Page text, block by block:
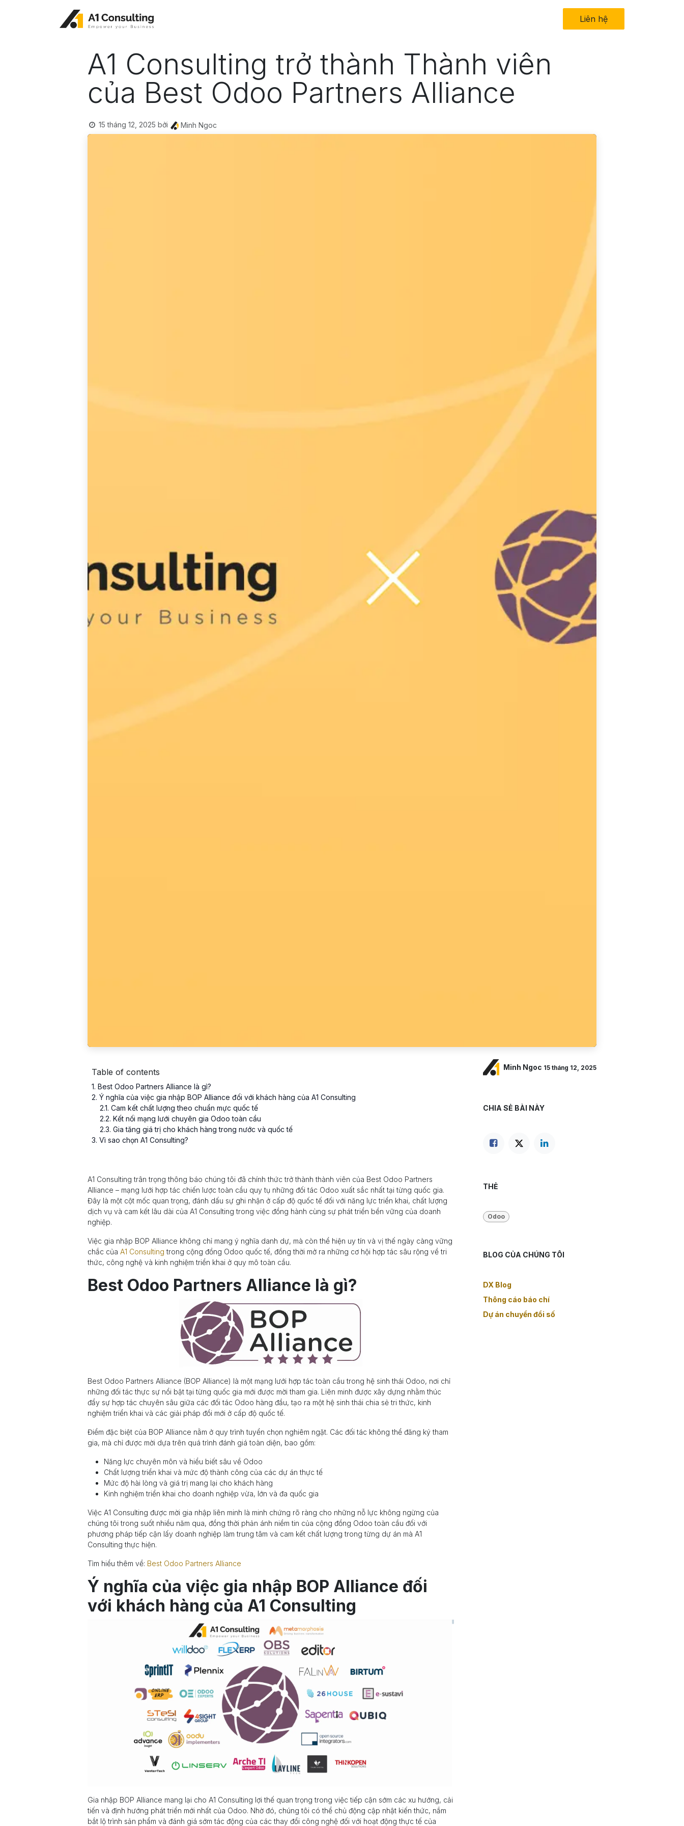
Liên hệ​
A1 Consulting trở thành Thành viên
của Best Odoo Partners Alliance
15 tháng 12, 2025 bởi Minh Ngoc
Table of contents
1. Best Odoo Partners Alliance là gì?
2. Ý nghĩa của việc gia nhập BOP Alliance đối với khách hàng của A1 Consulting
2.1. Cam kết chất lượng theo chuẩn mực quốc tế
2.2. Kết nối mạng lưới chuyên gia Odoo toàn cầu
2.3. Gia tăng giá trị cho khách hàng trong nước và quốc tế
3. Vì sao chọn A1 Consulting?
A1 Consulting trân trọng thông báo chúng tôi đã chính thức trở thành thành viên của Best Odoo Partners
Alliance – mạng lưới hợp tác chiến lược toàn cầu quy tụ những đối tác Odoo xuất sắc nhất tại từng quốc gia.
Đây là một cột mốc quan trọng, đánh dấu sự ghi nhận ở cấp độ quốc tế đối với năng lực triển khai, chất lượng
dịch vụ và cam kết lâu dài của A1 Consulting trong việc đồng hành cùng sự phát triển bền vững của doanh
nghiệp.
Việc gia nhập BOP Alliance không chỉ mang ý nghĩa danh dự, mà còn thể hiện uy tín và vị thế ngày càng vững
chắc của A1 Consulting trong cộng đồng Odoo quốc tế, đồng thời mở ra những cơ hội hợp tác sâu rộng về tri
thức, công nghệ và kinh nghiệm triển khai ở quy mô toàn cầu.
Best Odoo Partners Alliance là gì?
Best Odoo Partners Alliance (BOP Alliance) là một mạng lưới hợp tác toàn cầu trong hệ sinh thái Odoo, nơi chỉ
những đối tác thực sự nổi bật tại từng quốc gia mới được mời tham gia. Liên minh được xây dựng nhằm thúc
đẩy sự hợp tác chuyên sâu giữa các đối tác Odoo hàng đầu, tạo ra một hệ sinh thái chia sẻ tri thức, kinh
nghiệm triển khai và các giải pháp đổi mới ở cấp độ quốc tế.
Điểm đặc biệt của BOP Alliance nằm ở quy trình tuyển chọn nghiêm ngặt. Các đối tác không thể đăng ký tham
gia, mà chỉ được mời dựa trên quá trình đánh giá toàn diện, bao gồm:
Năng lực chuyên môn và hiểu biết sâu về Odoo
Chất lượng triển khai và mức độ thành công của các dự án thực tế
Mức độ hài lòng và giá trị mang lại cho khách hàng
Kinh nghiệm triển khai cho doanh nghiệp vừa, lớn và đa quốc gia
Việc A1 Consulting được mời gia nhập liên minh là minh chứng rõ ràng cho những nỗ lực không ngừng của
chúng tôi trong suốt nhiều năm qua, đồng thời phản ánh niềm tin của cộng đồng Odoo toàn cầu đối với
phương pháp tiếp cận lấy doanh nghiệp làm trung tâm và cam kết chất lượng trong từng dự án mà A1
Consulting thực hiện.
Tìm hiểu thêm về: Best Odoo Partners Alliance
Ý nghĩa của việc gia nhập BOP Alliance đối
với khách hàng của A1 Consulting
Gia nhập BOP Alliance mang lại cho A1 Consulting lợi thế quan trọng trong việc tiếp cận sớm các xu hướng, cải
tiến và định hướng phát triển mới nhất của Odoo. Nhờ đó, chúng tôi có thể chủ động cập nhật kiến thức, nắm
bắt lộ trình sản phẩm và đánh giá sớm tác động của các thay đổi công nghệ đối với hoạt động thực tế của
Minh Ngoc 15 tháng 12, 2025
CHIA SẺ BÀI NÀY
THẺ
Odoo
BLOG CỦA CHÚNG TÔI
DX Blog
Thông cáo báo chí
Dự án chuyển đổi số